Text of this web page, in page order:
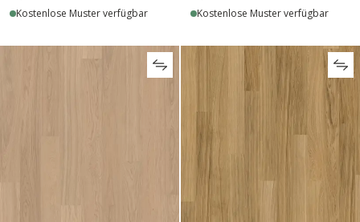
Kostenlose Muster verfügbar
Kostenlose Muster verfügbar